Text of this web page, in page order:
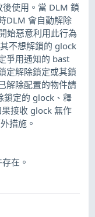
使用。當 DLM 鎖
DLM 會自動解除
始惡意利用此行為
不想解鎖的 glock
爭用通知的 bast
定解除鎖定或其鎖
解除配置的物件請
鎖定的 glock、釋
接收 glock 無作
措施。
在。